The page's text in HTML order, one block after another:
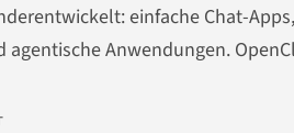
einfache Chat-
agentische Anwendungen.